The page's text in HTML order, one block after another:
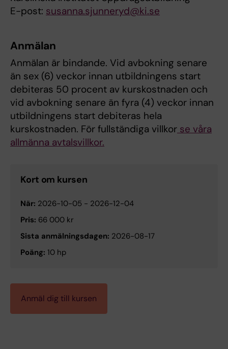
E-post: susanna.sjunneryd@ki.se
Anmälan
Anmälan är bindande. Vid avbokning senare
än sex (6) veckor innan utbildningens start
debiteras 50 procent av kurskostnaden och
vid avbokning senare än fyra (4) veckor innan
utbildningens start debiteras hela
kurskostnaden. För fullständiga villkor se våra
allmänna avtalsvillkor.
Kort om kursen
När: 2026-10-05 - 2026-12-04
Pris: 66 000 kr
Sista anmälningsdagen: 2026-08-17
Poäng: 10 hp
Anmäl dig till kursen